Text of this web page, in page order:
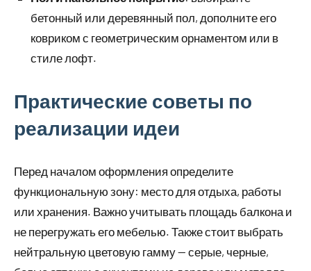
бетонный или деревянный пол, дополните его
ковриком с геометрическим орнаментом или в
стиле лофт.
Практические советы по
реализации идеи
Перед началом оформления определите
функциональную зону: место для отдыха, работы
или хранения. Важно учитывать площадь балкона и
не перегружать его мебелью. Также стоит выбрать
нейтральную цветовую гамму — серые, черные,